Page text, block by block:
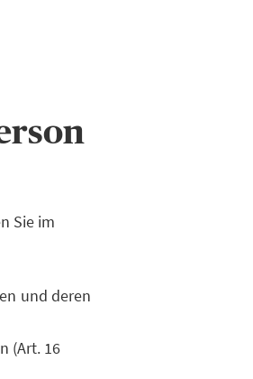
Sie im
und deren
(Art. 16